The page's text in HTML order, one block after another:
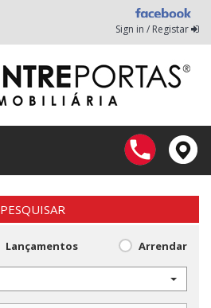
Sign in / Registar
PESQUISAR
Lançamentos Arrendar